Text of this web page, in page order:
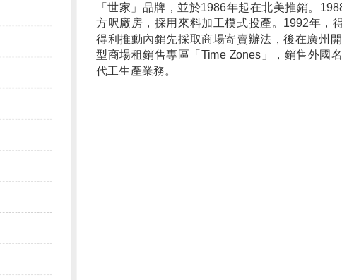
「世家」品牌，並於1986年起在北美推銷。
方呎廠房，採用來料加工模式投產。1992年，
得利推動內銷先採取商場寄賣辦法，後在廣州
型商場租銷售專區「Time Zones」，銷售外國
代工生產業務。